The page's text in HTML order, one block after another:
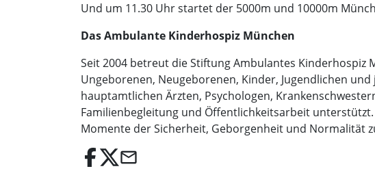
Und um 11.30 Uhr startet der 5000m und 10000m
Das Ambulante Kinderhospiz München
Seit 2004 betreut die Stiftung Ambulantes
Ungeborenen, Neugeborenen, Kinder, Jugendlichen
hauptamtlichen Ärzten, Psychologen,
Familienbegleitung und Öffentlichkeitsarbeit
Momente der Sicherheit, Geborgenheit und Normalität
email